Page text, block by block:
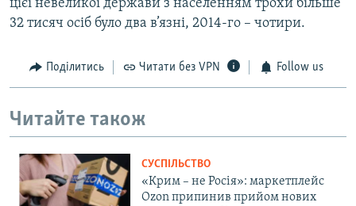
цієї невеликої держави з населенням трохи більше
32 тисяч осіб було два в’язні, 2014-го – чотири.
Поділитись Читати без VPN Follow us
Читайте також
СУСПІЛЬСТВО
«Крим – не Росія»: маркетплейс
Ozon припинив прийом нових